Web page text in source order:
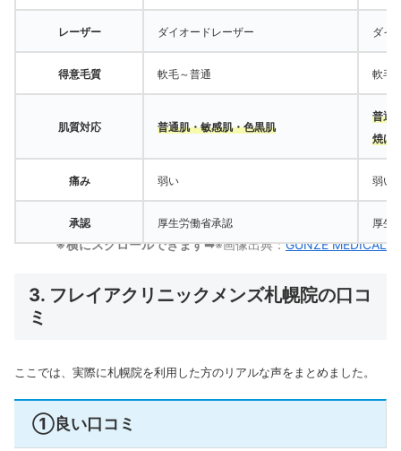
レーザー ダイオードレーザー ダイ
得意毛質 軟毛～普通 軟毛
肌質対応 普通肌・敏感肌・色黒肌
普通
焼け
痛み 弱い 弱い
承認 厚生労働省承認 厚生
※横にスクロールできます➡※画像出典：GUNZE MEDICAL
3. フレイアクリニックメンズ札幌院の口コ
ミ
ここでは、実際に札幌院を利用した方のリアルな声をまとめました。
①良い口コミ